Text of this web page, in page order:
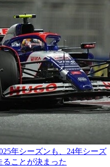
年シーズンも、24年シーズ
ことが決まった